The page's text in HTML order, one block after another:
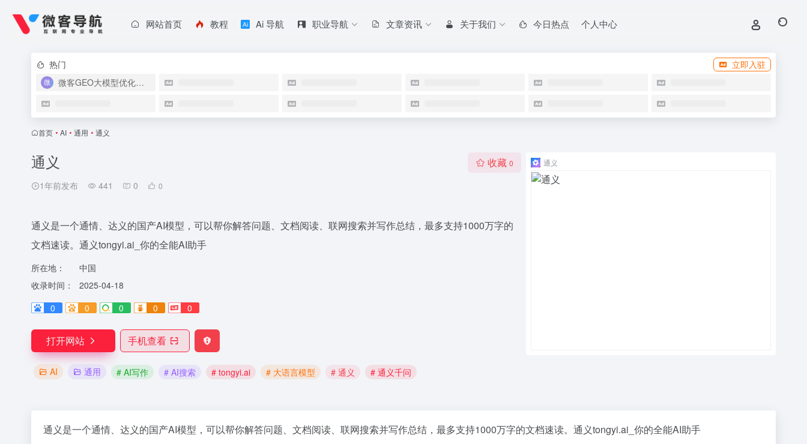
网站首页 教程 Ai 导航 职业导航 文章资讯 关于我们 今日热点 个人中心
热门
立即入驻
微客GEO大模型优化系统
首页 • AI • 通用 • 通义
通义
1年前发布 441 0 0
收藏 0
通义是一个通情、达义的国产AI模型，可以帮你解答问题、文档阅读、联网搜索并写作总结，最多支持1000万字的
文档速读。通义tongyi.ai_你的全能AI助手
所在地：
中国
收录时间：
2025-04-18
0
0 0 0 0
打开网站 手机查看
AI 通用 # AI写作 # AI搜索 # tongyi.ai # 大语言模型 # 通义 # 通义千问
通义
通义是一个通情、达义的国产AI模型，可以帮你解答问题、文档阅读、联网搜索并写作总结，最多支持1000万字的文档速读。通义tongyi.ai_你的全能AI助手